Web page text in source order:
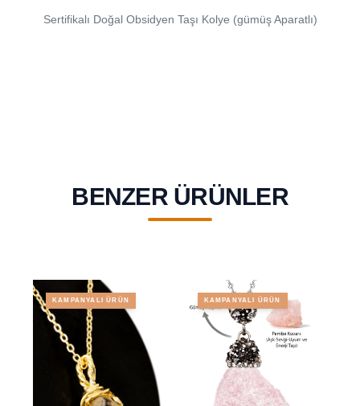
Sertifikalı Doğal Obsidyen Taşı Kolye (gümüş Aparatlı)
BENZER ÜRÜNLER
KAMPANYALI ÜRÜN KAMPANYALI ÜRÜN